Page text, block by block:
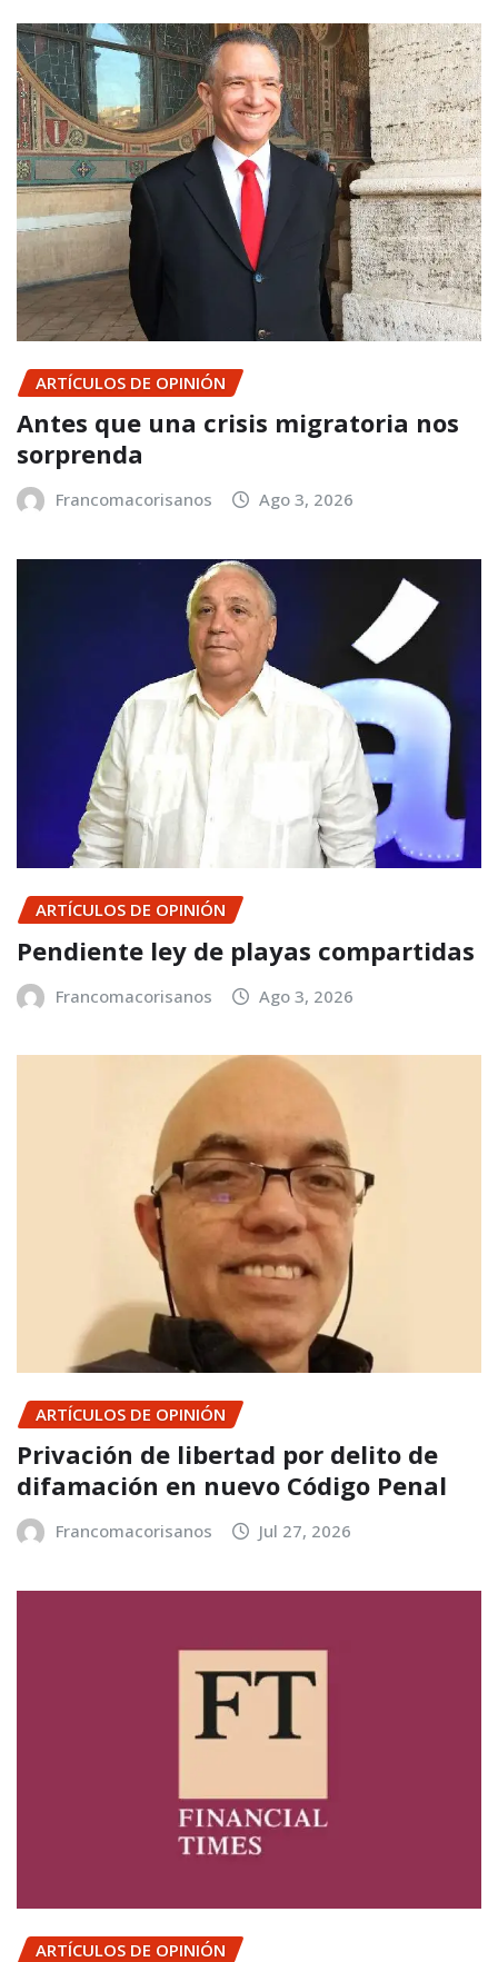
ARTÍCULOS DE OPINIÓN
Antes que una crisis migratoria nos
sorprenda
Francomacorisanos Ago 3, 2026
ARTÍCULOS DE OPINIÓN
Pendiente ley de playas compartidas
Francomacorisanos Ago 3, 2026
ARTÍCULOS DE OPINIÓN
Privación de libertad por delito de
difamación en nuevo Código Penal
Francomacorisanos Jul 27, 2026
ARTÍCULOS DE OPINIÓN